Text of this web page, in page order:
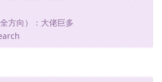
方向）：大佬巨多